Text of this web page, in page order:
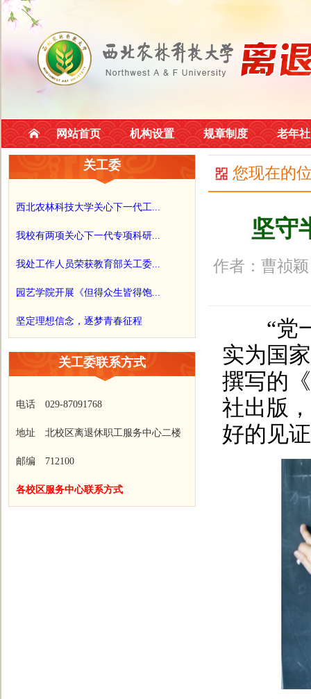
网站首页 机构设置 规章制度 老年
关工委
西北农林科技大学关心下一代工...
我校有两项关心下一代专项科研...
我处工作人员荣获教育部关工委...
园艺学院开展《但得众生皆得饱...
坚定理想信念，逐梦青春征程
关工委联系方式
电话 029-87091768
地址 北校区离退休职工服务中心二楼
邮编 712100
各校区服务中心联系方式
您现在的
坚守
作者：曹祯
“党一
实为国
撰写的
社出版
好的见